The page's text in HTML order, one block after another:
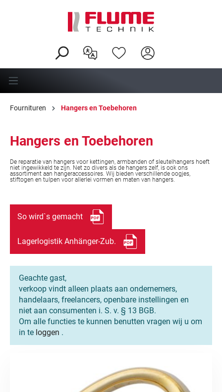
Fournituren Hangers en Toebehoren
Hangers en Toebehoren
De reparatie van hangers voor kettingen, armbanden of sleutelhangers hoeft
niet ingewikkeld te zijn. Net zo divers als de hangers zelf, is ook ons
assortiment aan hangeraccessoires. Wij bieden verschillende oogjes,
stiftogen en tulpen voor allerlei vormen en maten van hangers.
So wird`s gemacht
Lagerlogistik Anhänger-Zub.
Geachte gast,
verkoop vindt alleen plaats aan ondernemers,
handelaars, freelancers, openbare instellingen en
niet aan consumenten i. S. v. § 13 BGB.
Om alle functies te kunnen benutten vragen wij u om
in te loggen .